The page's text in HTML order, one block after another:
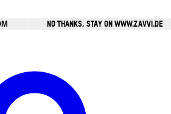
NO THANKS, STAY ON WWW.ZAVVI.DE